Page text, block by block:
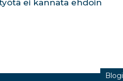
ei kannata ehdoin
Blogi